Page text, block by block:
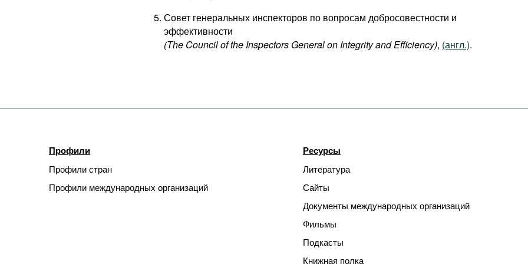
Совет генеральных инспекторов по вопросам добросовестности и
эффективности
(The Council of the Inspectors General on Integrity and Efficiency), (англ.).
Профили
Профили стран
Профили международных организаций
Ресурсы
Литература
Сайты
Документы международных организаций
Фильмы
Подкасты
Книжная полка